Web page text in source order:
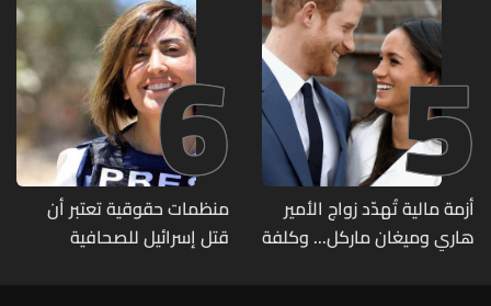
5
أزمة مالية تُهدّد زواج الأمير
هاري وميغان ماركل... وكلفة
6
منظمات حقوقية تعتبر أن
قتل إسرائيل للصحافية